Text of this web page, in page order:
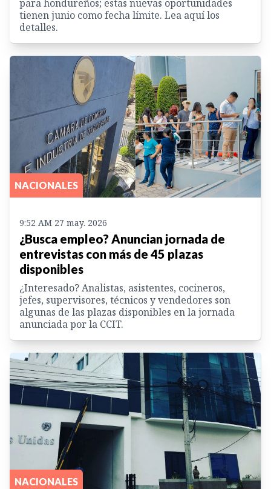
para hondureños; estas nuevas oportunidades
tienen junio como fecha límite. Lea aquí los
detalles.
NACIONALES
9:52 AM 27 may. 2026
¿Busca empleo? Anuncian jornada de
entrevistas con más de 45 plazas
disponibles
¿Interesado? Analistas, asistentes, cocineros,
jefes, supervisores, técnicos y vendedores son
algunas de las plazas disponibles en la jornada
anunciada por la CCIT.
NACIONALES